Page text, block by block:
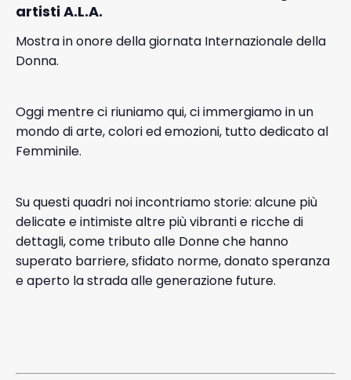
artisti A.L.A.
Mostra in onore della giornata Internazionale della
Donna.
Oggi mentre ci riuniamo qui, ci immergiamo in un
mondo di arte, colori ed emozioni, tutto dedicato al
Femminile.
Su questi quadri noi incontriamo storie: alcune più
delicate e intimiste altre più vibranti e ricche di
dettagli, come tributo alle Donne che hanno
superato barriere, sfidato norme, donato speranza
e aperto la strada alle generazione future.